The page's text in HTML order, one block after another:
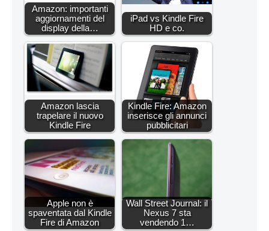
Amazon: importanti
aggiornamenti del
display della…
iPad vs Kindle Fire
HD e co.
Amazon lascia
trapelare il nuovo
Kindle Fire
Kindle Fire: Amazon
inserisce gli annunci
pubblicitari
Apple non è
spaventata dal Kindle
Fire di Amazon
Wall Street Journal: il
Nexus 7 sta
vendendo 1…